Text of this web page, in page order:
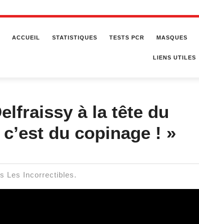
ACCUEIL STATISTIQUES TESTS PCR MASQUES
LIENS UTILES
à la tête du
du copinage ! »
Les Incorrectibles.